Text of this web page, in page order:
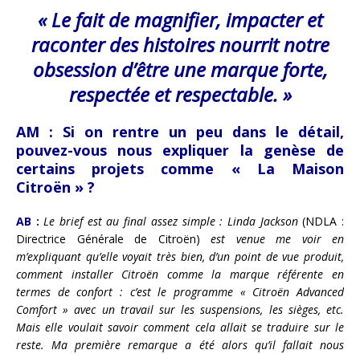
« Le fait de magnifier, impacter et
raconter des histoires nourrit notre
obsession d’être une marque forte,
respectée et respectable. »
AM : Si on rentre un peu dans le détail,
pouvez-vous nous expliquer la genèse de
certains projets comme « La Maison
Citroën » ?
AB : Le brief est au final assez simple : Linda Jackson(NDLA :
Directrice Générale de Citroën) est venue me voir en
m’expliquant qu’elle voyait très bien, d’un point de vue produit,
comment installer Citroën comme la marque référente en
termes de confort : c’est le programme « Citroën Advanced
Comfort » avec un travail sur les suspensions, les sièges, etc.
Mais elle voulait savoir comment cela allait se traduire sur le
reste. Ma première remarque a été alors qu’il fallait nous